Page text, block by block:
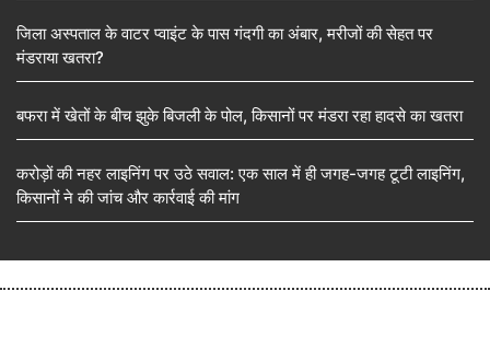
जिला अस्पताल के वाटर प्वाइंट के पास गंदगी का अंबार, मरीजों की सेहत पर
मंडराया खतरा?
बफरा में खेतों के बीच झुके बिजली के पोल, किसानों पर मंडरा रहा हादसे का खतरा
करोड़ों की नहर लाइनिंग पर उठे सवाल: एक साल में ही जगह-जगह टूटी लाइनिंग,
किसानों ने की जांच और कार्रवाई की मांग